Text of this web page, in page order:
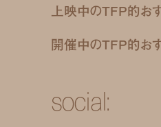
上映中のTFP的お
開催中のTFP的お
social: